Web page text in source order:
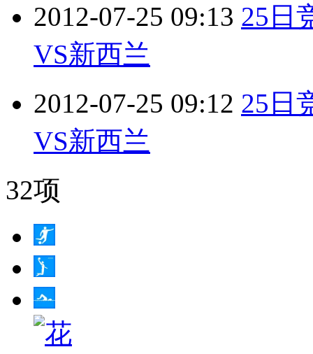
2012-07-25 09:13 25日
VS新西兰
2012-07-25 09:12 25日
VS新西兰
32项